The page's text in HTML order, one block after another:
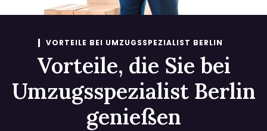
VORTEILE BEI UMZUGSSPEZIALIST BERLIN
Vorteile, die Sie bei
Umzugsspezialist Berlin
genießen